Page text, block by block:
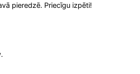
pieredzē. Priecīgu izpēti!